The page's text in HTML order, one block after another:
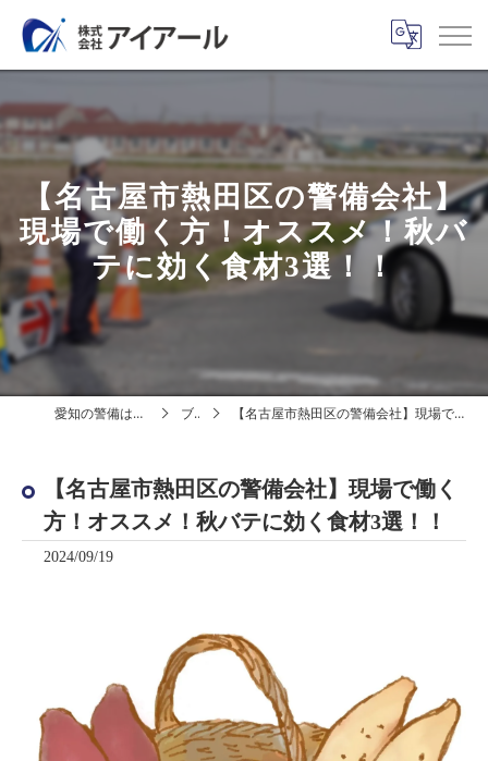
【名古屋市熱田区の警備会社】
現場で働く方！オススメ！秋バ
テに効く食材3選！！
愛知の警備は株式会社アイアール ブログ 【名古屋市熱田区の警備会社】現場で働く方！オススメ！秋バテに効く食材3選！！
【名古屋市熱田区の警備会社】現場で働く
方！オススメ！秋バテに効く食材3選！！
2024/09/19